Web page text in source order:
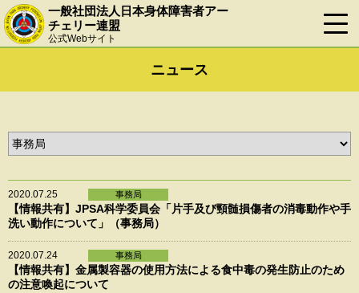
一般社団法人日本身体障害者アー
チェリー連盟
公式Webサイト
ニュース
2020.07.25 事務局
【情報共有】JPSA科学委員会「片手及び頸髄損傷者の消毒動作や手
洗い動作について」（事務局）
2020.07.24 事務局
【情報共有】金属製容器の使用方法による食中毒の発生防止のため
の注意喚起について